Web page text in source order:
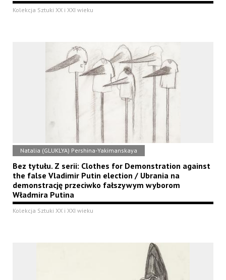
Kolekcja Sztuki XX i XXI wieku
Natalia (GLUKLYA) Pershina-Yakimanskaya
Bez tytułu. Z serii: Clothes for Demonstration against
the false Vladimir Putin election / Ubrania na
demonstrację przeciwko fałszywym wyborom
Władmira Putina
Kolekcja Sztuki XX i XXI wieku